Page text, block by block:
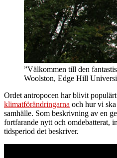
”Välkommen till den
Woolston, Edge Hill
Ordet antropocen har blivit
klimatförändringarna och hur vi
samhälle. Som beskrivning av en
fortfarande nytt och omdebatterat,
tidsperiod det beskriver.